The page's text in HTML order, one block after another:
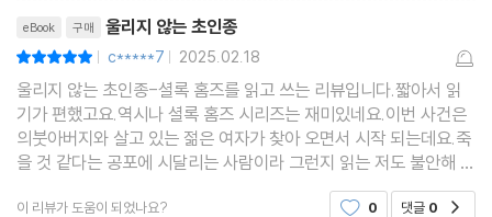
eBook 구매 울리지 않는 초인종
| c*****7 | 2025.02.18
울리지 않는 초인종-셜록 홈즈를 읽고 쓰는 리뷰입니다.짧아서 읽
기가 편했고요.역시나 셜록 홈즈 시리즈는 재미있네요.이번 사건은
의붓아버지와 살고 있는 젊은 여자가 찾아 오면서 시작 되는데요.죽
을 것 같다는 공포에 시달리는 사람이라 그런지 읽는 저도 불안해 하
이 리뷰가 도움이 되었나요? 0 댓글 0